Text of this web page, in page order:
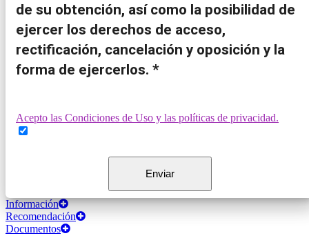
de su obtención, así como la posibilidad de
ejercer los derechos de acceso,
rectificación, cancelación y oposición y la
forma de ejercerlos. *
Acepto las Condiciones de Uso y las políticas de privacidad.
Información
Recomendación
Documentos